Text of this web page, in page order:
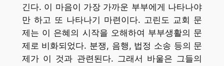
긴다. 이 마음이 가장 가까운 부부에게 나타나야
만 하고 또 나타나기 마련이다. 고린도 교회 문
제는 이 은혜의 시작을 오해하여 부부생활의 문
제로 비화되었다. 분쟁, 음행, 법정 소송 등의 문
제가 이 것과 관련된다. 그래서 바울은 그들의